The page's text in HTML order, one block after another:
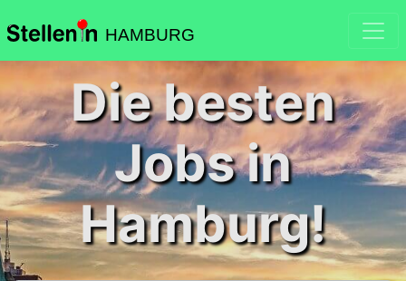
HAMBURG
Die besten
Jobs in
Hamburg!